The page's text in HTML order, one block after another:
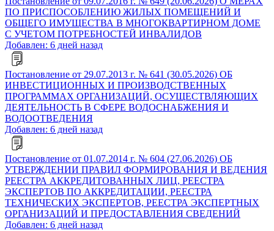
ПО ПРИСПОСОБЛЕНИЮ ЖИЛЫХ ПОМЕЩЕНИЙ И
ОБЩЕГО ИМУЩЕСТВА В МНОГОКВАРТИРНОМ ДОМЕ
С УЧЕТОМ ПОТРЕБНОСТЕЙ ИНВАЛИДОВ
Добавлен: 6 дней назад
Постановление от 29.07.2013 г. № 641 (30.05.2026) ОБ
ИНВЕСТИЦИОННЫХ И ПРОИЗВОДСТВЕННЫХ
ПРОГРАММАХ ОРГАНИЗАЦИЙ, ОСУЩЕСТВЛЯЮЩИХ
ДЕЯТЕЛЬНОСТЬ В СФЕРЕ ВОДОСНАБЖЕНИЯ И
ВОДООТВЕДЕНИЯ
Добавлен: 6 дней назад
Постановление от 01.07.2014 г. № 604 (27.06.2026) ОБ
УТВЕРЖДЕНИИ ПРАВИЛ ФОРМИРОВАНИЯ И ВЕДЕНИЯ
РЕЕСТРА АККРЕДИТОВАННЫХ ЛИЦ, РЕЕСТРА
ЭКСПЕРТОВ ПО АККРЕДИТАЦИИ, РЕЕСТРА
ТЕХНИЧЕСКИХ ЭКСПЕРТОВ, РЕЕСТРА ЭКСПЕРТНЫХ
ОРГАНИЗАЦИЙ И ПРЕДОСТАВЛЕНИЯ СВЕДЕНИЙ
Добавлен: 6 дней назад